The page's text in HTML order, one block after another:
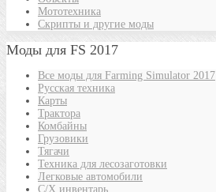
Мототехника
Скрипты и другие моды
Моды для FS 2017
Все моды для Farming Simulator 2017
Русская техника
Карты
Трактора
Комбайны
Грузовики
Тягачи
Техника для лесозаготовки
Легковые автомобили
С/Х инвентарь